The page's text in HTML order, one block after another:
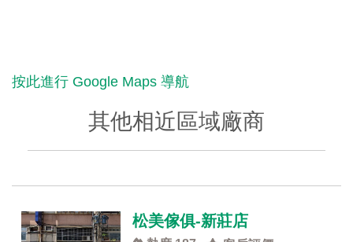
按此進行 Google Maps 導航
其他相近區域廠商
松美傢俱-新莊店